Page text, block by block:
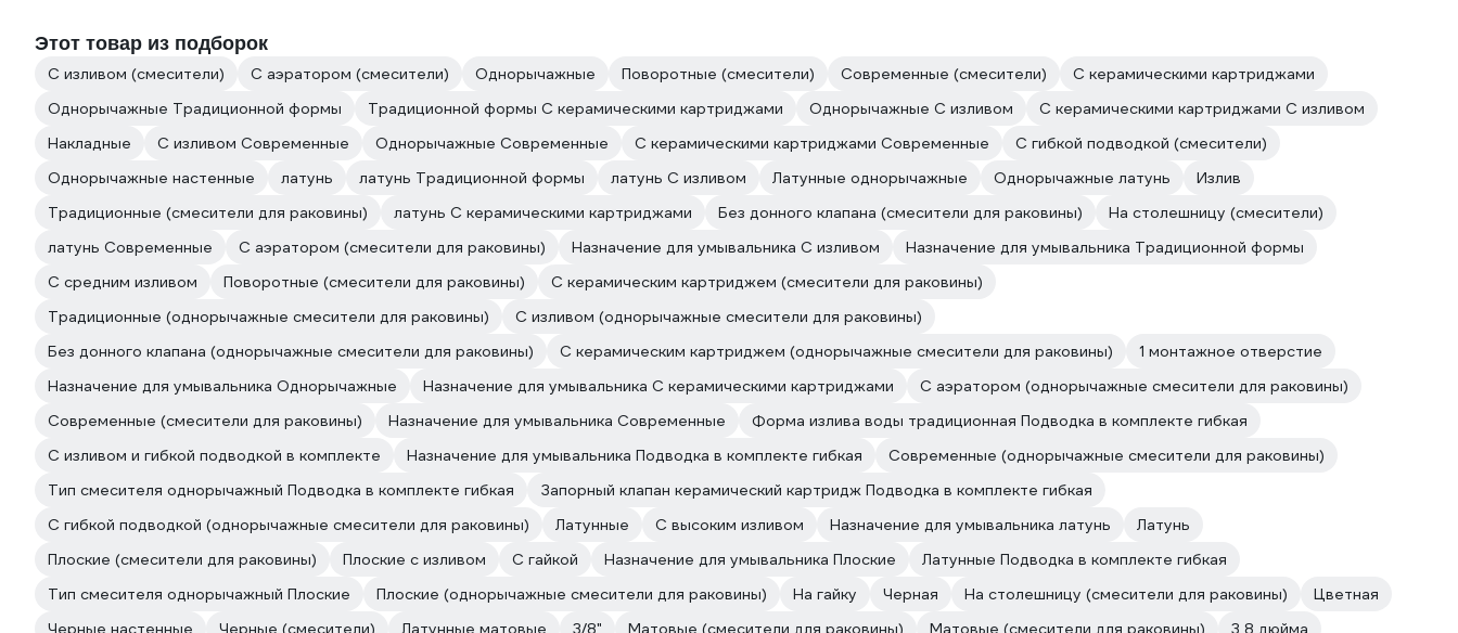
Этот товар из подборок
С изливом (смесители) С аэратором (смесители) Однорычажные Поворотные (смесители) Современные (смесители)
С керамическими картриджами
Однорычажные Традиционной формы
Традиционной формы С керамическими картриджами Однорычажные С изливом
С керамическими картриджами С изливом
Накладные
С изливом Современные Однорычажные Современные С керамическими картриджами Современные
С гибкой подводкой (смесители)
Однорычажные настенные
латунь латунь Традиционной формы латунь С изливом Латунные однорычажные Однорычажные латунь
Излив
Традиционные (смесители для раковины)
латунь С керамическими картриджами Без донного клапана (смесители для раковины)
На столешницу (смесители)
латунь Современные
С аэратором (смесители для раковины) Назначение для умывальника С изливом
Назначение для умывальника Традиционной формы
С средним изливом
Поворотные (смесители для раковины)
С керамическим картриджем (смесители для раковины)
Традиционные (однорычажные смесители для раковины)
С изливом (однорычажные смесители для раковины)
Без донного клапана (однорычажные смесители для раковины)
С керамическим картриджем (однорычажные смесители для раковины)
1 монтажное отверстие
Назначение для умывальника Однорычажные
Назначение для умывальника С керамическими картриджами
С аэратором (однорычажные смесители для раковины)
Современные (смесители для раковины)
Назначение для умывальника Современные
Форма излива воды традиционная Подводка в комплекте гибкая
С изливом и гибкой подводкой в комплекте
Назначение для умывальника Подводка в комплекте гибкая
Современные (однорычажные смесители для раковины)
Тип смесителя однорычажный Подводка в комплекте гибкая
Запорный клапан керамический картридж Подводка в комплекте гибкая
С гибкой подводкой (однорычажные смесители для раковины)
Латунные С высоким изливом Назначение для умывальника латунь
Латунь
Плоские (смесители для раковины)
Плоские с изливом С гайкой Назначение для умывальника Плоские
Латунные Подводка в комплекте гибкая
Тип смесителя однорычажный Плоские
Плоские (однорычажные смесители для раковины) На гайку Черная На столешницу (смесители для раковины)
Цветная
Черные настенные
Черные (смесители) Латунные матовые 3/8" Матовые (смесители для раковины) Матовые (смесители для раковины) 3 8 дюйма